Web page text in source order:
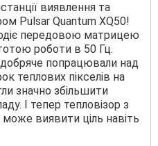
виявлення та
Pulsar Quantum XQ50!
передовою матрицею
роботи в 50 Гц.
добряче попрацювали над
теплових пікселів на
значно збільшити
І тепер тепловізор з
виявити ціль навіть